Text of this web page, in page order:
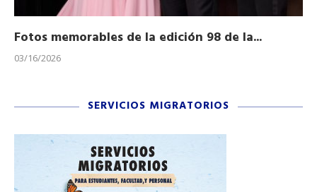
Fotos memorables de la edición 98 de la...
03/16/2026
SERVICIOS MIGRATORIOS